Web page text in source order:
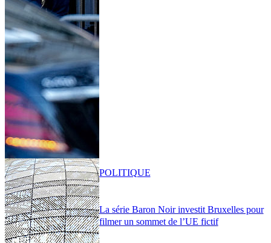
La série Baron Noir investit Bruxelles pour
filmer un sommet de l’UE fictif
POLITIQUE